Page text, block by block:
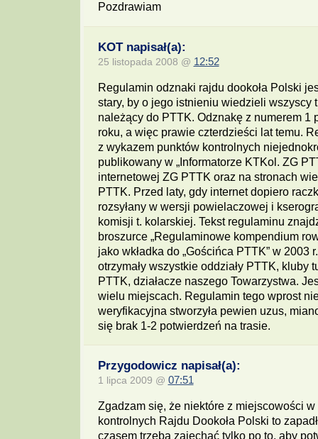
Pozdrawiam
KOT napisał(a):
25 listopada 2008 @ 12:52
Regulamin odznaki rajdu dookoła Polski
stary, by o jego istnieniu wiedzieli wszyscy
należący do PTTK. Odznakę z numerem 1
roku, a więc prawie czterdzieści lat temu.
z wykazem punktów kontrolnych
publikowany w „Informatorze KTKol. ZG
internetowej ZG PTTK oraz na stronach
PTTK. Przed laty, gdy internet dopiero
rozsyłany w wersji powielaczowej i
komisji t. kolarskiej. Tekst regulaminu
broszurce „Regulaminowe kompendium
jako wkładka do „Gościńca PTTK” w 2003
otrzymały wszystkie oddziały PTTK, kluby
PTTK, działacze naszego Towarzystwa.
wielu miejscach. Regulamin tego wprost
weryfikacyjna stworzyła pewien uzus,
się brak 1-2 potwierdzeń na trasie.
Przygodowicz napisał(a):
1 lipca 2009 @ 07:51
Zgadzam się, że niektóre z miejscowości w
kontrolnych Rajdu Dookoła Polski to
czasem trzeba zajechać tylko po to, aby